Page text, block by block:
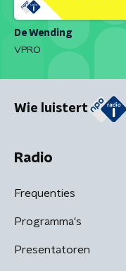
De Wending
VPRO
Wie luistert
Radio
Frequenties
Programma's
Presentatoren